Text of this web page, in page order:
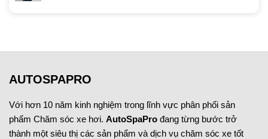
AUTOSPAPRO
Với hơn 10 năm kinh nghiệm trong lĩnh vực phân phối sản
phẩm Chăm sóc xe hơi. AutoSpaPro đang từng bước trở
thành một siêu thị các sản phẩm và dịch vụ chăm sóc xe tốt